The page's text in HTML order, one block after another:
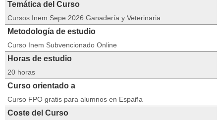
Temática del Curso
Cursos Inem Sepe 2026 Ganadería y Veterinaria
Metodología de estudio
Curso Inem Subvencionado Online
Horas de estudio
20 horas
Curso orientado a
Curso FPO gratis para alumnos en España
Coste del Curso